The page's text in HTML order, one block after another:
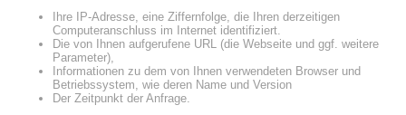
Ihre IP-Adresse, eine Ziffernfolge, die Ihren derzeitigen
Computeranschluss im Internet identifiziert.
Die von Ihnen aufgerufene URL (die Webseite und ggf. weitere
Parameter),
Informationen zu dem von Ihnen verwendeten Browser und
Betriebssystem, wie deren Name und Version
Der Zeitpunkt der Anfrage.